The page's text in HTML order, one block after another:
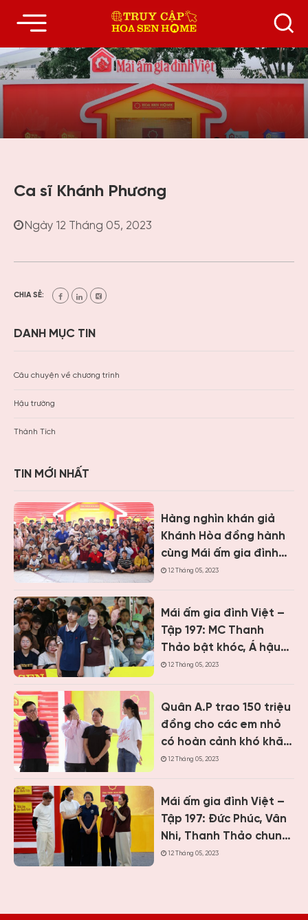
Ca sĩ Khánh Phương
Ngày 12 Tháng 05, 2023
CHIA SẺ:
DANH MỤC TIN
Câu chuyện về chương trình
Hậu trường
Thành Tích
TIN MỚI NHẤT
Hàng nghìn khán giả
Khánh Hòa đồng hành
cùng Mái ấm gia đình
Việt, trao hơn 9 tỷ
12 Tháng 05, 2023
Mái ấm gia đình Việt –
Tập 197: MC Thanh
Thảo bật khóc, Á hậu
Vân Nhi và ca sĩ Nguyễn
chăm mẹ bệnh tâm
thần
12 Tháng 05, 2023
Quân A.P trao 150 triệu
đồng cho các em nhỏ
có hoàn cảnh khó khăn
khi ghi hình “Mái ấm gia
12 Tháng 05, 2023
Mái ấm gia đình Việt –
Tập 197: Đức Phúc, Vân
Nhi, Thanh Thảo chung
tay giúp hai cô bé có
12 Tháng 05, 2023